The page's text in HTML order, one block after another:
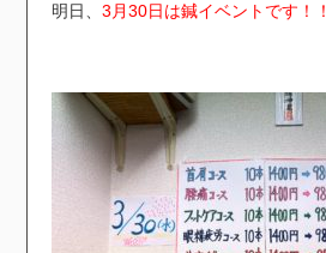
明日、3月30日は鍼イベントです！！